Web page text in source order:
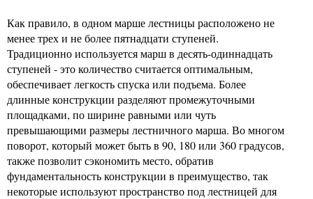
Как правило, в одном марше лестницы расположено не
менее трех и не более пятнадцати ступеней.
Традиционно используется марш в десять-одиннадцать
ступеней - это количество считается оптимальным,
обеспечивает легкость спуска или подъема. Более
длинные конструкции разделяют промежуточными
площадками, по ширине равными или чуть
превышающими размеры лестничного марша. Во многом
поворот, который может быть в 90, 180 или 360 градусов,
также позволит сэкономить место, обратив
фундаментальность конструкции в преимущество, так
некоторые используют пространство под лестницей для